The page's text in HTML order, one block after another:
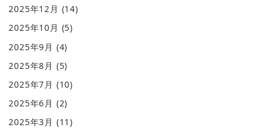
2025年12月 (14)
2025年10月 (5)
2025年9月 (4)
2025年8月 (5)
2025年7月 (10)
2025年6月 (2)
2025年3月 (11)